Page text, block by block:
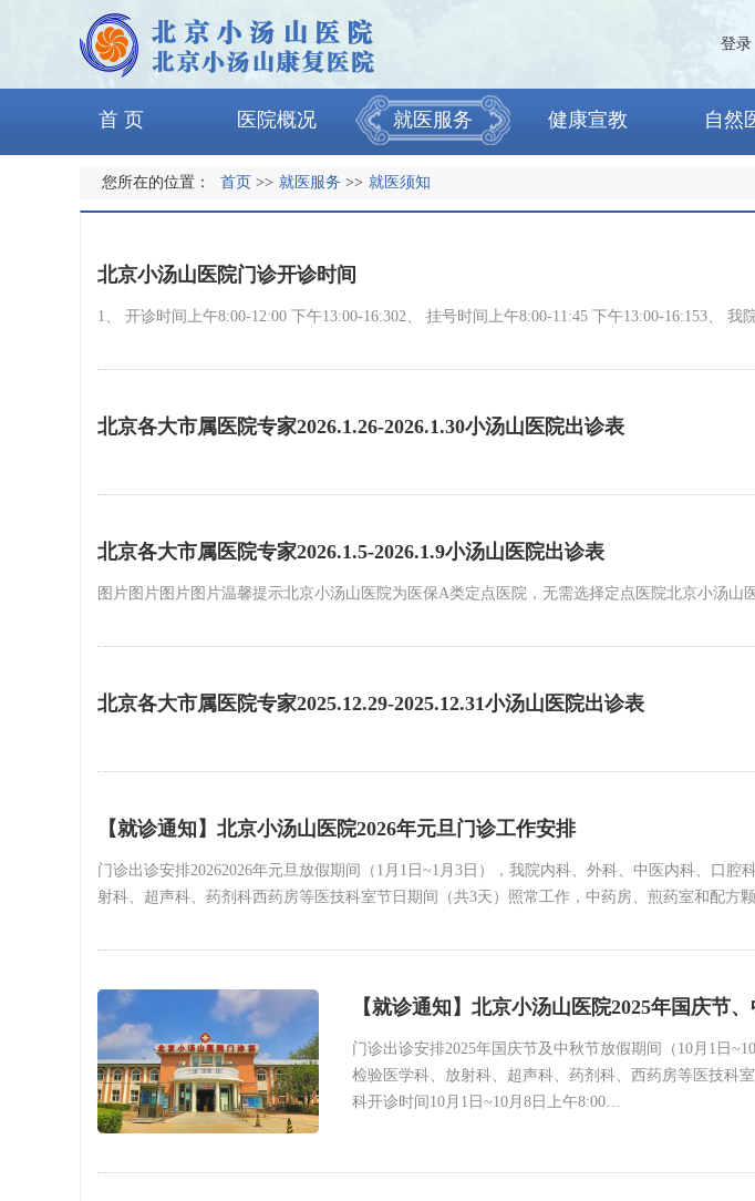
登录
首 页 医院概况 就医服务 健康宣教 自然
您所在的位置： 首页 >> 就医服务 >> 就医须知
北京小汤山医院门诊开诊时间
1、 开诊时间上午8:00-12:00 下午13:00-16:302、 挂号时间上午8:00-11:45 下午13:00-16:153、 我
北京各大市属医院专家2026.1.26-2026.1.30小汤山医院出诊表
北京各大市属医院专家2026.1.5-2026.1.9小汤山医院出诊表
图片图片图片图片温馨提示北京小汤山医院为医保A类定点医院，无需选择定点医院北京小汤山
北京各大市属医院专家2025.12.29-2025.12.31小汤山医院出诊表
【就诊通知】北京小汤山医院2026年元旦门诊工作安排
门诊出诊安排20262026年元旦放假期间（1月1日~1月3日），我院内科、外科、中医内科、口
射科、超声科、药剂科西药房等医技科室节日期间（共3天）照常工作，中药房、煎药室和配方
【就诊通知】北京小汤山医院2025年国庆节
门诊出诊安排2025年国庆节及中秋节放假期间（10月1日
检验医学科、放射科、超声科、药剂科、西药房等医技科
科开诊时间10月1日~10月8日上午8:00…